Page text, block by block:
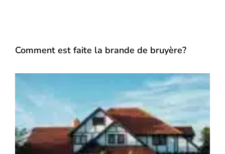
Comment est faite la brande de bruyère?